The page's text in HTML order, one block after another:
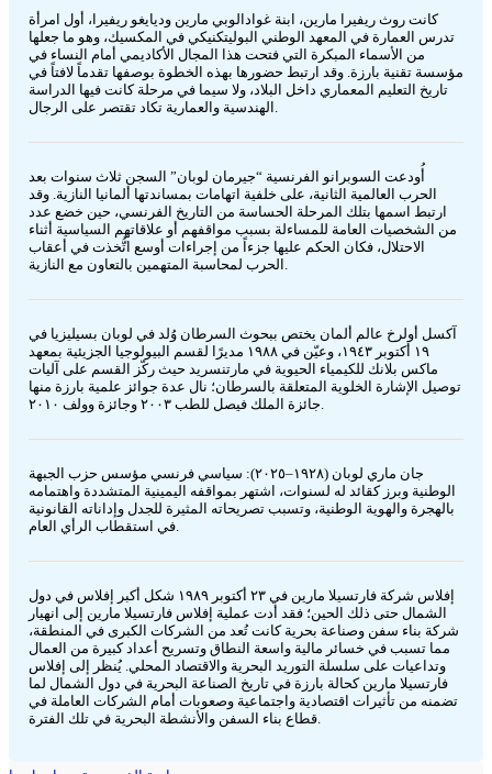
كانت روث ريفيرا مارين، ابنة غوادالوبي مارين وديايغو ريفيرا، أول امرأة
تدرس العمارة في المعهد الوطني البوليتكنيكي في المكسيك، وهو ما جعلها
من الأسماء المبكرة التي فتحت هذا المجال الأكاديمي أمام النساء في
مؤسسة تقنية بارزة. وقد ارتبط حضورها بهذه الخطوة بوصفها تقدماً لافتاً في
تاريخ التعليم المعماري داخل البلاد، ولا سيما في مرحلة كانت فيها الدراسة
الهندسية والعمارية تكاد تقتصر على الرجال.
أُودعت السوبرانو الفرنسية “جيرمان لوبان” السجن ثلاث سنوات بعد
الحرب العالمية الثانية، على خلفية اتهامات بمساندتها ألمانيا النازية. وقد
ارتبط اسمها بتلك المرحلة الحساسة من التاريخ الفرنسي، حين خضع عدد
من الشخصيات العامة للمساءلة بسبب مواقفهم أو علاقاتهم السياسية أثناء
الاحتلال، فكان الحكم عليها جزءاً من إجراءات أوسع اتُّخذت في أعقاب
الحرب لمحاسبة المتهمين بالتعاون مع النازية.
آكسل أولرخ عالم ألمان يختص ببحوث السرطان وُلد في لوبان بسيليزيا في
١٩ أكتوبر ١٩٤٣، وعيّن في ١٩٨٨ مديرًا لقسم البيولوجيا الجزيئية بمعهد
ماكس بلانك للكيمياء الحيوية في مارتنسريد حيث ركّز القسم على آليات
توصيل الإشارة الخلوية المتعلقة بالسرطان؛ نال عدة جوائز علمية بارزة منها
جائزة الملك فيصل للطب ٢٠٠٣ وجائزة وولف ٢٠١٠.
جان ماري لوبان (١٩٢٨–٢٠٢٥): سياسي فرنسي مؤسس حزب الجبهة
الوطنية وبرز كقائد له لسنوات، اشتهر بمواقفه اليمينية المتشددة واهتمامه
بالهجرة والهوية الوطنية، وتسبب تصريحاته المثيرة للجدل وإداناته القانونية
في استقطاب الرأي العام.
إفلاس شركة فارتسيلا مارين في ٢٣ أكتوبر ١٩٨٩ شكل أكبر إفلاس في دول
الشمال حتى ذلك الحين؛ فقد أدت عملية إفلاس فارتسيلا مارين إلى انهيار
شركة بناء سفن وصناعة بحرية كانت تُعد من الشركات الكبرى في المنطقة،
مما تسبب في خسائر مالية واسعة النطاق وتسريح أعداد كبيرة من العمال
وتداعيات على سلسلة التوريد البحرية والاقتصاد المحلي. يُنظر إلى إفلاس
فارتسيلا مارين كحالة بارزة في تاريخ الصناعة البحرية في دول الشمال لما
تضمنه من تأثيرات اقتصادية واجتماعية وصعوبات أمام الشركات العاملة في
قطاع بناء السفن والأنشطة البحرية في تلك الفترة.